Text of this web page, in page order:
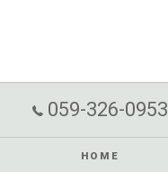
059-326-0953
HOME